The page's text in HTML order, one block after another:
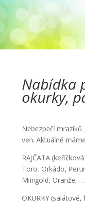
Nabídka
okurky,
Nebezpečí
ven. Aktuálně
RAJČATA
Toro, Orkádo,
Minigold, Oranže, …
OKURKY